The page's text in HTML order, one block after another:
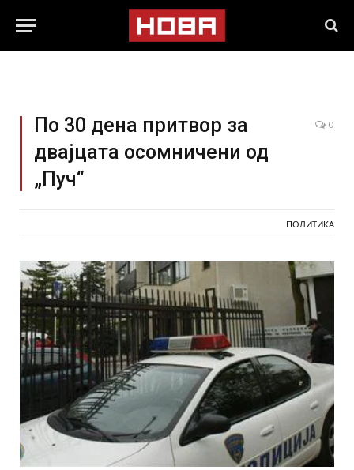
По 30 дена притвор за
двајцата осомничени од
„Пуч“
0
ПОЛИТИКА